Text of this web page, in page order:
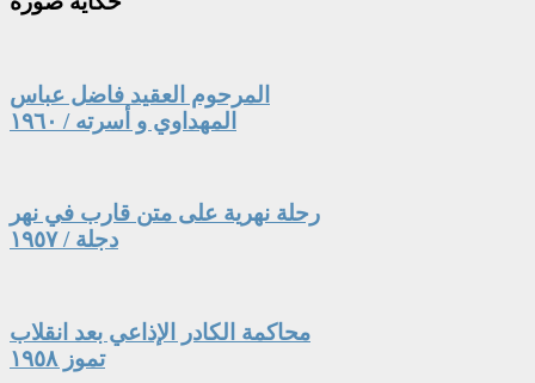
المرحوم العقيد فاضل عباس
المهداوي و أسرته / ١٩٦٠
رحلة نهرية على متن قارب في نهر
دجلة / ١٩٥٧
محاكمة الكادر الإذاعي بعد انقلاب
تموز ١٩٥٨